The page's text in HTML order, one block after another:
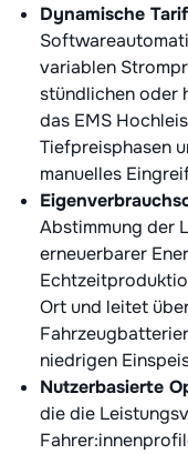
Dynamische
variablen
stündlichen oder
das EMS
Tiefpreisphasen
manuelles
Abstimmung der
erneuerbarer
Ort und leitet
niedrigen
Nutzerbasierte
die die